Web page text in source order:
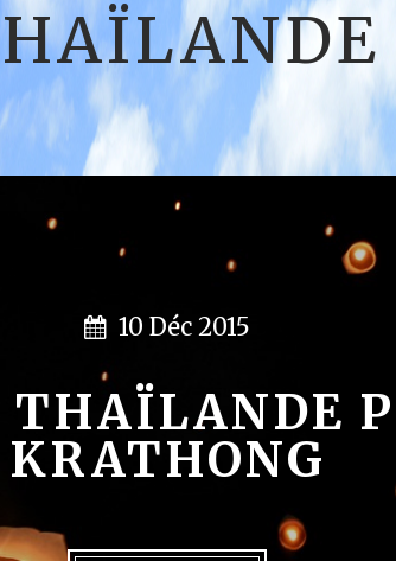
THAÏLANDE
KRATHONG
10 Déc 2015
EN
LIRE LA SUITE